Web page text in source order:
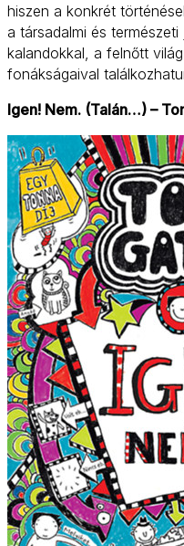
hiszen a konkrét
a társadalmi és
kalandokkal, a felnőtt
fonákságaival
Igen! Nem. (Talán…) –